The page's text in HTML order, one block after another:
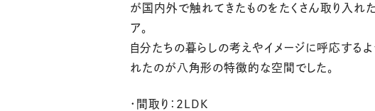
が国内外で触れてきたものをたくさん取り入れ
ア。
自分たちの暮らしの考えやイメージに呼応するよ
れたのが八角形の特徴的な空間でした。
・間取り：2LDK